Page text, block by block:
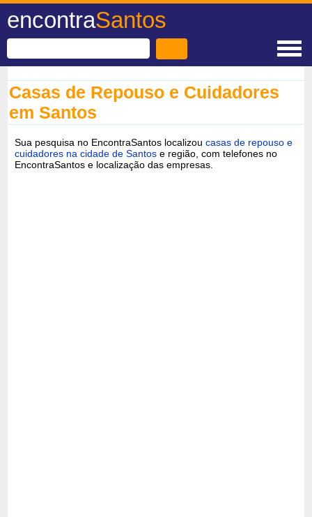
encontraSantos
Casas de Repouso e Cuidadores
em Santos
Sua pesquisa no EncontraSantos localizoucasas de repouso e
cuidadores na cidade de Santos e região, com telefones no
EncontraSantos e localização das empresas.